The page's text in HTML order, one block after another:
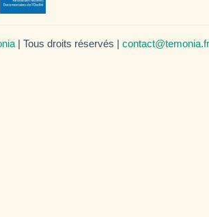
| Tous droits réservés | contact@temonia.fr